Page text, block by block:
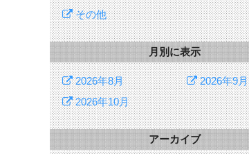
その他
月別に表示
2026年8月
2026年9月
2026年10月
アーカイブ